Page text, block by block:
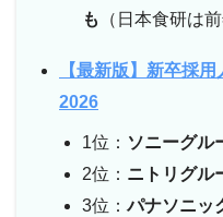
も
（日本食研は
【最新版】新卒採
2026
1位： ソニーグル
2位： ニトリグル
3位：パナソニッ